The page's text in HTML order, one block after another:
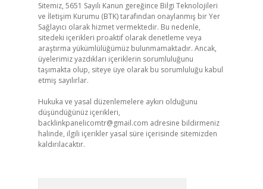
Sitemiz, 5651 Sayılı Kanun gereğince Bilgi Teknolojileri
ve İletişim Kurumu (BTK) tarafından onaylanmış bir Yer
Sağlayıcı olarak hizmet vermektedir. Bu nedenle,
sitedeki içerikleri proaktif olarak denetleme veya
araştırma yükümlülüğümüz bulunmamaktadır. Ancak,
üyelerimiz yazdıkları içeriklerin sorumluluğunu
taşımakta olup, siteye üye olarak bu sorumluluğu kabul
etmiş sayılırlar.
Hukuka ve yasal düzenlemelere aykırı olduğunu
düşündüğünüz içerikleri,
backlinkpanelicomtr@gmail.com adresine bildirmeniz
halinde, ilgili içerikler yasal süre içerisinde sitemizden
kaldırılacaktır.